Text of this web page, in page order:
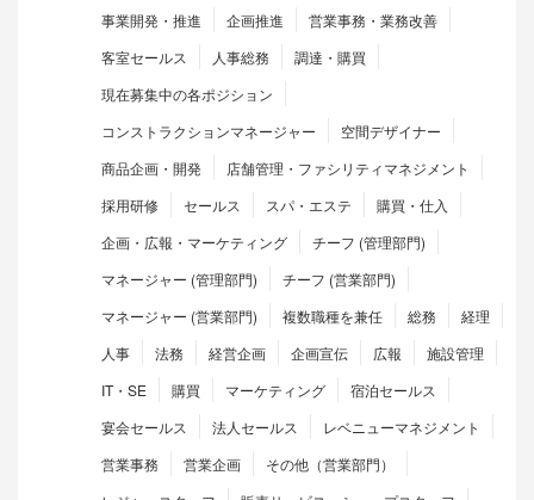
事業開発・推進
企画推進
営業事務・業務改善
客室セールス
人事総務
調達・購買
現在募集中の各ポジション
コンストラクションマネージャー
空間デザイナー
商品企画・開発
店舗管理・ファシリティマネジメント
採用研修
セールス スパ・エステ
購買・仕入
企画・広報・マーケティング
チーフ (管理部門)
マネージャー (管理部門)
チーフ (営業部門)
マネージャー (営業部門)
複数職種を兼任 総務
経理
人事
法務 経営企画 企画宣伝 広報
施設管理
IT・SE
購買 マーケティング
宿泊セールス
宴会セールス
法人セールス
レベニューマネジメント
営業事務
営業企画
その他（営業部門）